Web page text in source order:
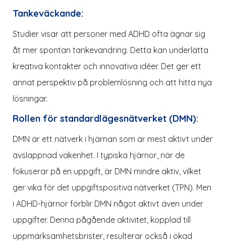
Tankeväckande:
Studier visar att personer med ADHD ofta ägnar sig
åt mer spontan tankevandring. Detta kan underlätta
kreativa kontakter och innovativa idéer. Det ger ett
annat perspektiv på problemlösning och att hitta nya
lösningar.
Rollen för standardlägesnätverket (DMN):
DMN är ett nätverk i hjärnan som är mest aktivt under
avslappnad vakenhet. I typiska hjärnor, när de
fokuserar på en uppgift, är DMN mindre aktiv, vilket
ger vika för det uppgiftspositiva nätverket (TPN). Men
i ADHD-hjärnor förblir DMN något aktivt även under
uppgifter. Denna pågående aktivitet, kopplad till
uppmärksamhetsbrister, resulterar också i ökad